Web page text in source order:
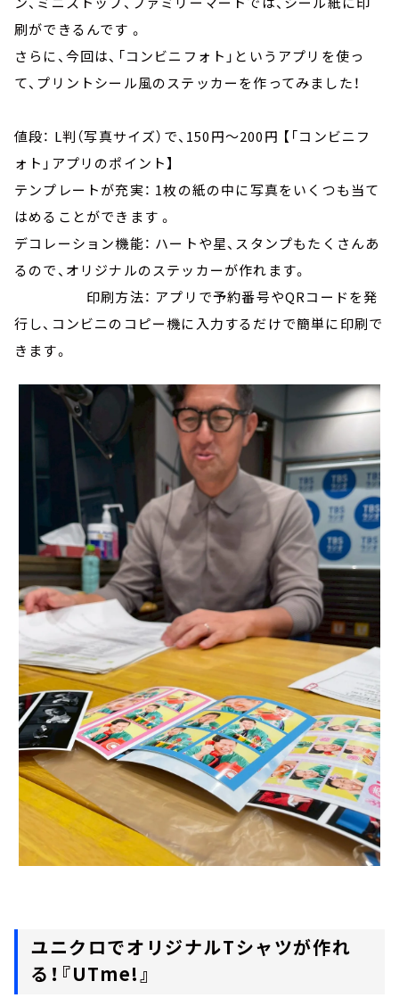
刷ができるんです 。
さらに、今回は、「コンビニフォト」というアプリを使っ
て、プリントシール風のステッカーを作ってみました！
値段： L判（写真サイズ）で、150円～200円 【「コンビニフ
ォト」アプリのポイント】
テンプレートが充実： 1枚の紙の中に写真をいくつも当て
はめることができます 。
デコレーション機能： ハートや星、スタンプもたくさんあ
るので、オリジナルのステッカーが作れます。
印刷方法： アプリで予約番号やQRコードを発
行し、コンビニのコピー機に入力するだけで簡単に印刷で
きます。
ユニクロでオリジナルTシャツが作れ
る！『UTme!』